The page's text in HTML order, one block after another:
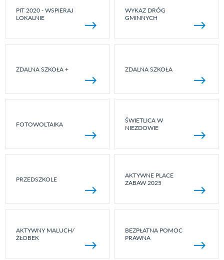
PIT 2020 - WSPIERAJ
LOKALNIE
WYKAZ DRÓG
GMINNYCH
ZDALNA SZKOŁA + ZDALNA SZKOŁA
FOTOWOLTAIKA
ŚWIETLICA W
NIEZDOWIE
PRZEDSZKOLE
AKTYWNE PLACE
ZABAW 2025
AKTYWNY MALUCH/
ŻŁOBEK
BEZPŁATNA POMOC
PRAWNA